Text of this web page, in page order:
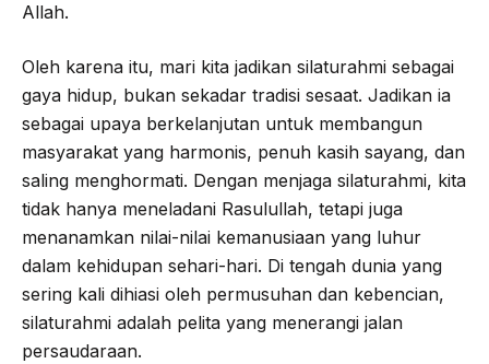
Allah.
Oleh karena itu, mari kita jadikan silaturahmi sebagai
gaya hidup, bukan sekadar tradisi sesaat. Jadikan ia
sebagai upaya berkelanjutan untuk membangun
masyarakat yang harmonis, penuh kasih sayang, dan
saling menghormati. Dengan menjaga silaturahmi, kita
tidak hanya meneladani Rasulullah, tetapi juga
menanamkan nilai-nilai kemanusiaan yang luhur
dalam kehidupan sehari-hari. Di tengah dunia yang
sering kali dihiasi oleh permusuhan dan kebencian,
silaturahmi adalah pelita yang menerangi jalan
persaudaraan.